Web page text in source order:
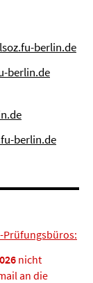
berlin.de
berlin.de
berlin.de
Prüfungsbüros:
nicht
an die